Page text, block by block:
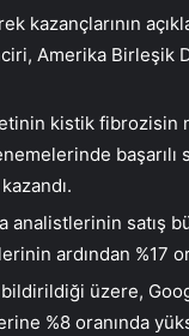
kazançlarının
Amerika Birleşik
kistik fibrozisin
analistlerinin satış
ardından %17
bildirildiği üzere,
%8 oranında